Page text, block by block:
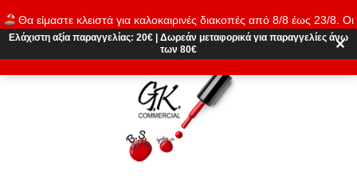
Θα είμαστε κλειστά για καλοκαιρινές διακοπές από 8/8 έως 23/8. Οι
παραγγελίες θα εκτελούνται ξανά από 24/8. Καλό καλοκαίρι!
Απόρριψη
to
content
Ελάχιστη αξία παραγγελίας: 20€ Δωρεάν μεταφορικά για παραγγελίες άνω
των 80€
✕